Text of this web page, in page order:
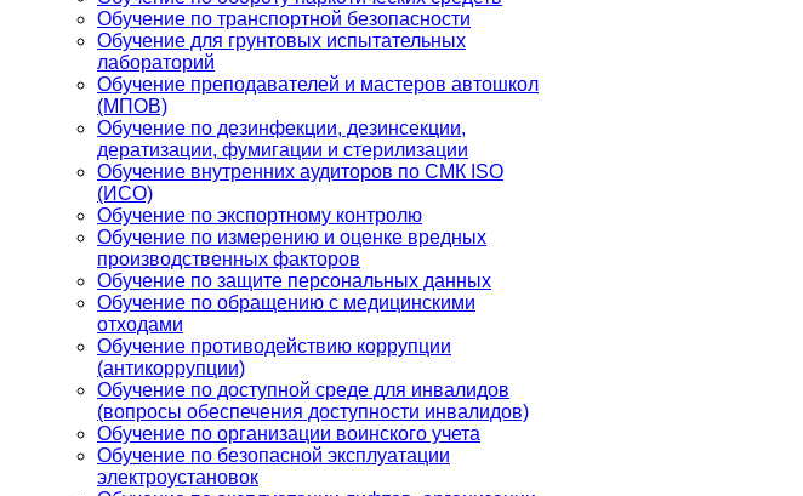
Обучение по транспортной безопасности
Обучение для грунтовых испытательных
лабораторий
Обучение преподавателей и мастеров автошкол
(МПОВ)
Обучение по дезинфекции, дезинсекции,
дератизации, фумигации и стерилизации
Обучение внутренних аудиторов по СМК ISO
(ИСО)
Обучение по экспортному контролю
Обучение по измерению и оценке вредных
производственных факторов
Обучение по защите персональных данных
Обучение по обращению с медицинскими
отходами
Обучение противодействию коррупции
(антикоррупции)
Обучение по доступной среде для инвалидов
(вопросы обеспечения доступности инвалидов)
Обучение по организации воинского учета
Обучение по безопасной эксплуатации
электроустановок